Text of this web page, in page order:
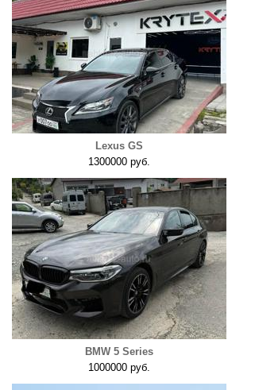
Lexus GS
1300000 руб.
BMW 5 Series
1000000 руб.